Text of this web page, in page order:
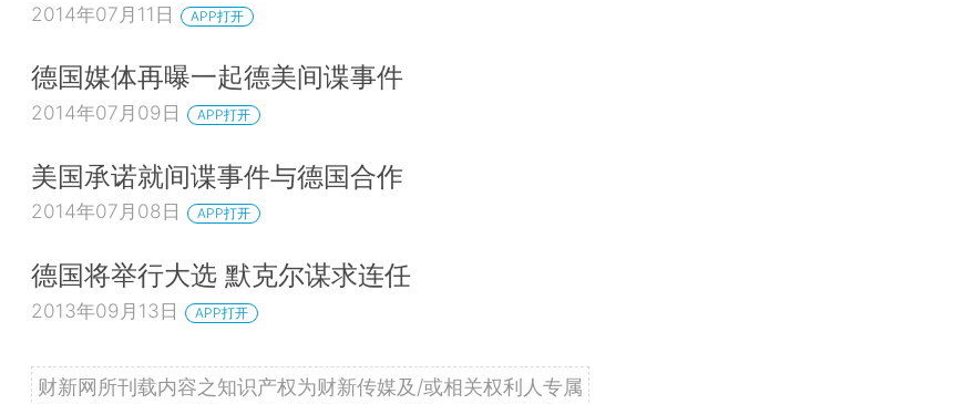
2014年07月11日 APP打开
德国媒体再曝一起德美间谍事件
2014年07月09日 APP打开
美国承诺就间谍事件与德国合作
2014年07月08日 APP打开
德国将举行大选 默克尔谋求连任
2013年09月13日 APP打开
财新网所刊载内容之知识产权为财新传媒及/或相关权利人专属